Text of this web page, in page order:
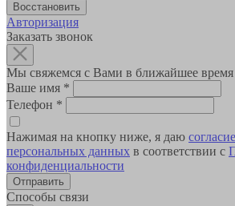
Авторизация
Заказать звонок
Мы свяжемся с Вами в ближайшее время
Ваше имя *
Телефон *
Нажимая на кнопку ниже, я даю
персональных данных в соответствии с
конфиденциальности
Способы связи